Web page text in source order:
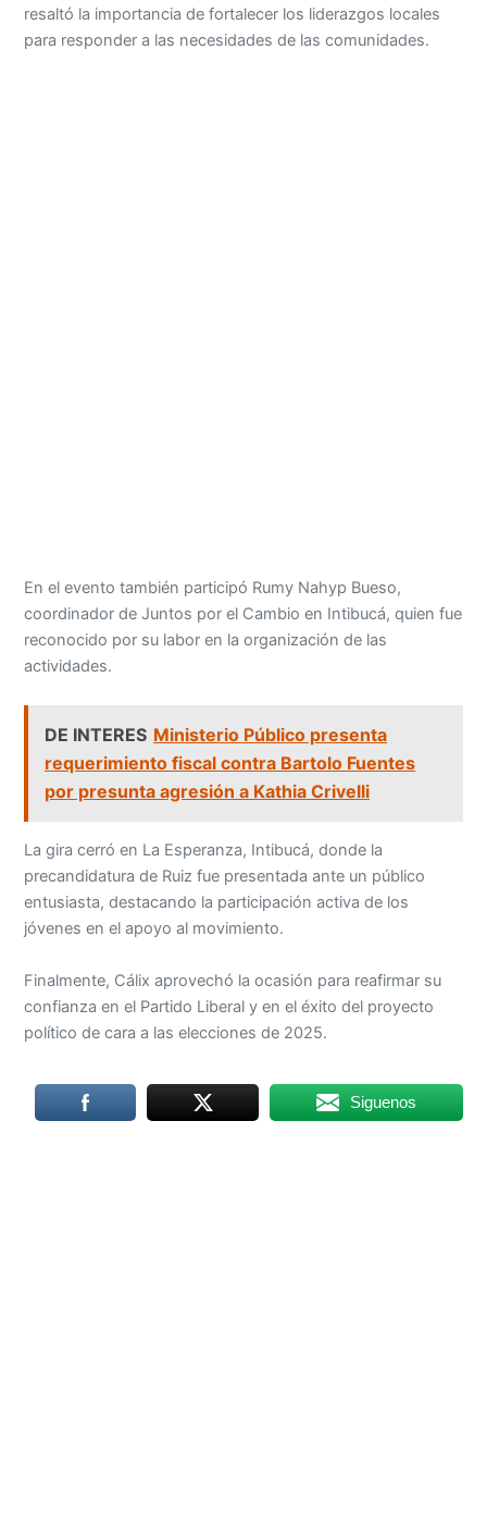
resaltó la importancia de fortalecer los liderazgos locales
para responder a las necesidades de las comunidades.
En el evento también participó Rumy Nahyp Bueso,
coordinador de Juntos por el Cambio en Intibucá, quien fue
reconocido por su labor en la organización de las
actividades.
DE INTERES Ministerio Público presenta
requerimiento fiscal contra Bartolo Fuentes
por presunta agresión a Kathia Crivelli
La gira cerró en La Esperanza, Intibucá, donde la
precandidatura de Ruiz fue presentada ante un público
entusiasta, destacando la participación activa de los
jóvenes en el apoyo al movimiento.
Finalmente, Cálix aprovechó la ocasión para reafirmar su
confianza en el Partido Liberal y en el éxito del proyecto
político de cara a las elecciones de 2025.
Siguenos